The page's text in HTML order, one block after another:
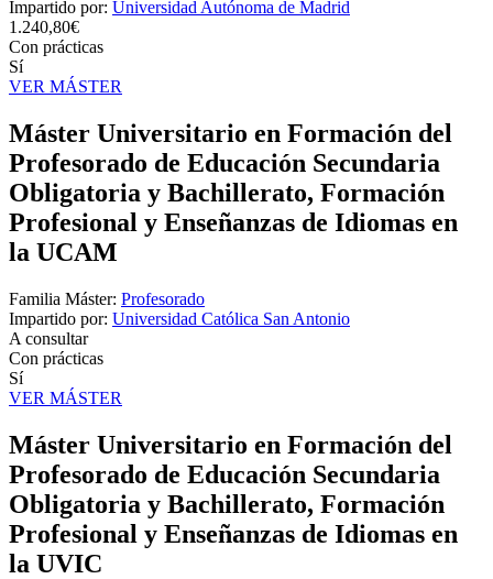
Impartido por: Universidad Autónoma de Madrid
1.240,80€
Con prácticas
Sí
VER MÁSTER
Máster Universitario en Formación del
Profesorado de Educación Secundaria
Obligatoria y Bachillerato, Formación
Profesional y Enseñanzas de Idiomas en
la UCAM
Familia Máster: Profesorado
Impartido por: Universidad Católica San Antonio
A consultar
Con prácticas
Sí
VER MÁSTER
Máster Universitario en Formación del
Profesorado de Educación Secundaria
Obligatoria y Bachillerato, Formación
Profesional y Enseñanzas de Idiomas en
la UVIC